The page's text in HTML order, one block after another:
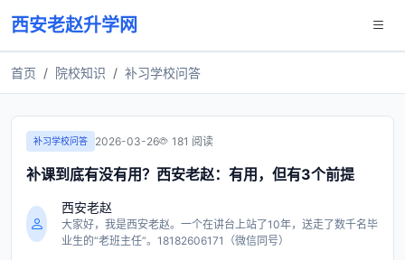
西安老赵升学网
首页 院校知识 补习学校问答
补习学校问答 2026-03-26 181 阅读
补课到底有没有用？西安老赵：有用，但有3个前提
西安老赵
大家好，我是西安老赵。一个在讲台上站了10年，送走了数千名毕
业生的“老班主任”。18182606171（微信同号）